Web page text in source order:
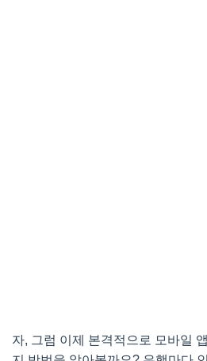
자, 그럼 이제 본격적으로 모바일